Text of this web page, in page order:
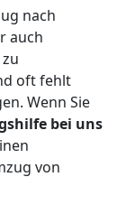
nach
auch
oft fehlt
Wenn Sie
bei uns
von